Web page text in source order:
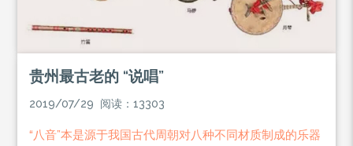
贵州最古老的 “说唱”
2019/07/29 阅读：13303
“八音”本是源于我国古代周朝对八种不同材质制成的乐器